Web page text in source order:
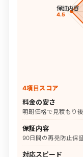
保証内容
4.5
4項目スコア
料金の安さ
明朗価格で見積もり
保証内容
90日間の再発防止保
対応スピード